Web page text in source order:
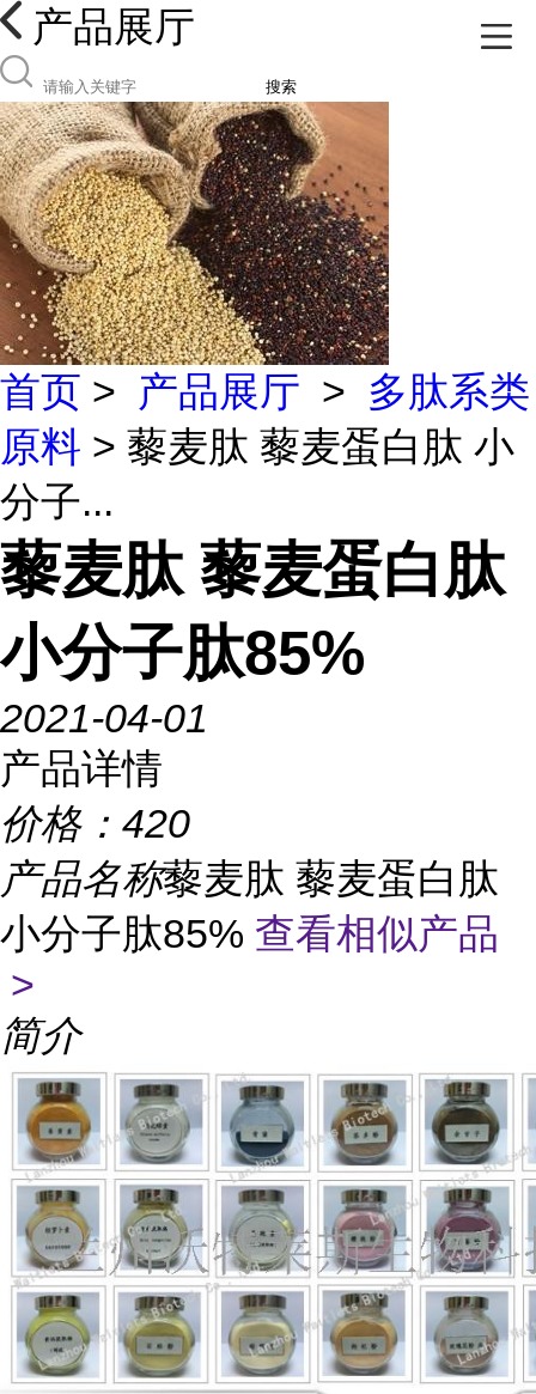
产品展厅
搜索
首页 > 产品展厅 > 多肽系类
原料 > 藜麦肽 藜麦蛋白肽 小
分子...
藜麦肽 藜麦蛋白肽
小分子肽85%
2021-04-01
产品详情
价格： 420
产品名称藜麦肽 藜麦蛋白肽
小分子肽85% 查看相似产品
>
简介